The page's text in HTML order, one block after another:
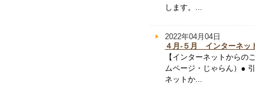
します。...
2022年04月04日
４月-５月 インターネッ
【インターネットからの
ムページ・じゃらん）●
ネットか...